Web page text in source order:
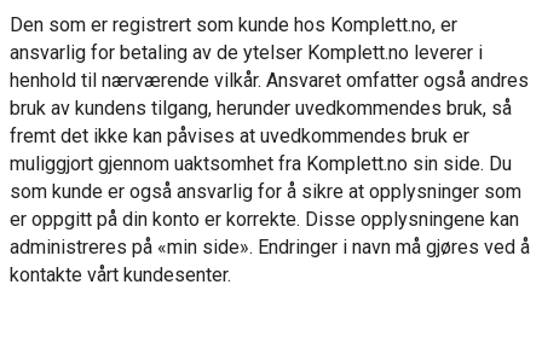
Den som er registrert som kunde hos Komplett.no, er
ansvarlig for betaling av de ytelser Komplett.no leverer i
henhold til nærværende vilkår. Ansvaret omfatter også andres
bruk av kundens tilgang, herunder uvedkommendes bruk, så
fremt det ikke kan påvises at uvedkommendes bruk er
muliggjort gjennom uaktsomhet fra Komplett.no sin side. Du
som kunde er også ansvarlig for å sikre at opplysninger som
er oppgitt på din konto er korrekte. Disse opplysningene kan
administreres på «min side». Endringer i navn må gjøres ved å
kontakte vårt kundesenter.